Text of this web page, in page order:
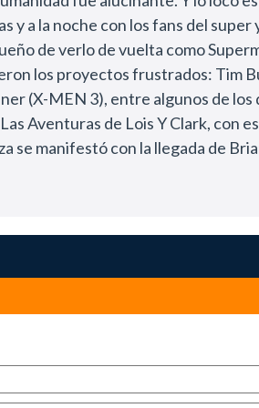
bárbaro
a la noche con los fans del super
de verlo de vuelta como
los proyectos frustrados: Tim
(X-MEN 3), entre algunos de
Aventuras de Lois Y Clark, con
se manifestó con la llegada de
un sucesor de Christopher
Kevin Spacey: SOBERBIO.
pasa lo mismo que con Routh,
inocente. En fin, la película
frases completas de los
uno salió decepcionado con el